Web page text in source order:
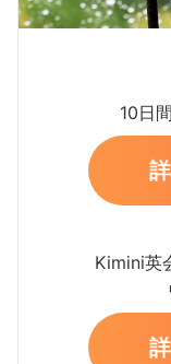
10日
Kimini英